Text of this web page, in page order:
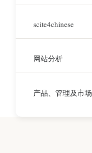
scite4chinese
网站分析
产品、管理及市场